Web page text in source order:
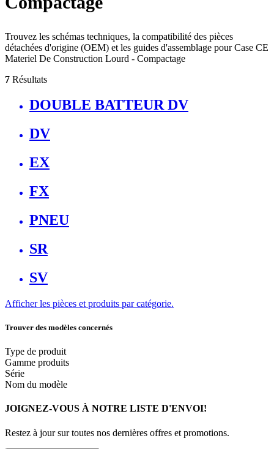
Trouvez les schémas techniques, la compatibilité des pièces
détachées d'origine (OEM) et les guides d'assemblage pour Case CE
Materiel De Construction Lourd - Compactage
7 Résultats
DOUBLE BATTEUR DV
DV
EX
FX
PNEU
SR
SV
Afficher les pièces et produits par catégorie.
Trouver des modèles concernés
Type de produit
Gamme produits
Série
Nom du modèle
JOIGNEZ-VOUS À NOTRE LISTE D'ENVOI!
Restez à jour sur toutes nos dernières offres et promotions.